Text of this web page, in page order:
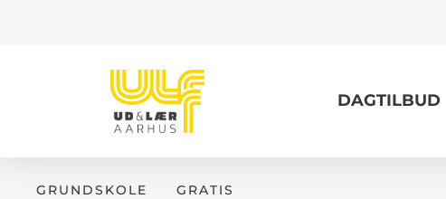
DAGTILBUD
GRUNDSKOLE GRATIS